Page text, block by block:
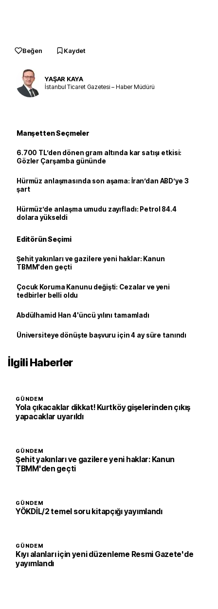
Beğen Kaydet
YAŞAR KAYA
İstanbul Ticaret Gazetesi – Haber Müdürü
Manşetten Seçmeler
6.700 TL’den dönen gram altında kar satışı etkisi:
Gözler Çarşamba gününde
Hürmüz anlaşmasında son aşama: İran’dan ABD’ye 3
şart
Hürmüz’de anlaşma umudu zayıfladı: Petrol 84.4
dolara yükseldi
Editörün Seçimi
Şehit yakınları ve gazilere yeni haklar: Kanun
TBMM'den geçti
Çocuk Koruma Kanunu değişti: Cezalar ve yeni
tedbirler belli oldu
Abdülhamid Han 4'üncü yılını tamamladı
Üniversiteye dönüşte başvuru için 4 ay süre tanındı
İlgili Haberler
GÜNDEM
Yola çıkacaklar dikkat! Kurtköy gişelerinden çıkış
yapacaklar uyarıldı
GÜNDEM
Şehit yakınları ve gazilere yeni haklar: Kanun
TBMM'den geçti
GÜNDEM
YÖKDİL/2 temel soru kitapçığı yayımlandı
GÜNDEM
Kıyı alanları için yeni düzenleme Resmi Gazete'de
yayımlandı